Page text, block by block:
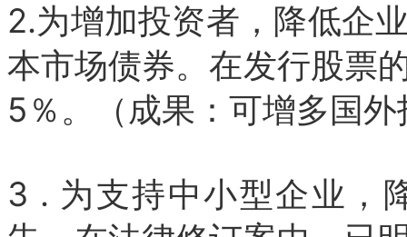
2.为增加投资者，降低企
本市场债券。在发行股票
5％。（成果：可增多国
3 . 为支持中小型企业，